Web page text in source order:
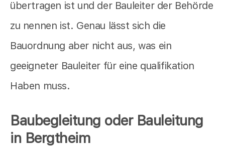
übertragen ist und der Bauleiter der Behörde
zu nennen ist. Genau lässt sich die
Bauordnung aber nicht aus, was ein
geeigneter Bauleiter für eine qualifikation
Haben muss.
Baubegleitung oder Bauleitung
in Bergtheim